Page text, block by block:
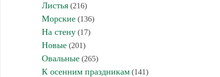
Листья(216)
Морские(136)
На стену(17)
Новые(201)
Овальные(265)
К осенним праздникам(141)